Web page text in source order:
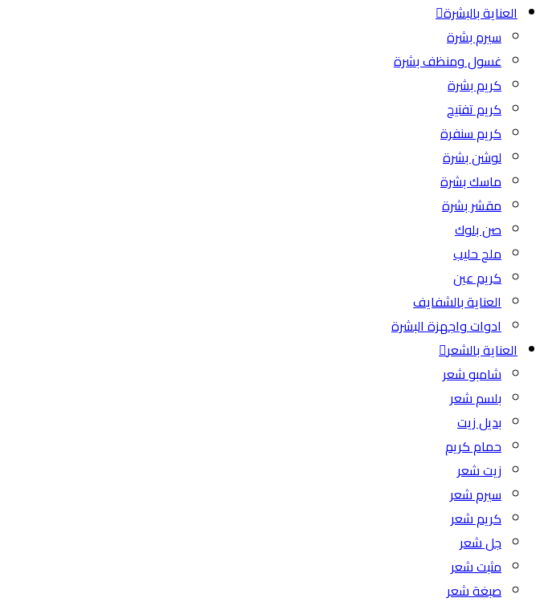
العناية بالبشرة
سيرم بشرة
غسول ومنظف بشرة
كريم بشرة
كريم تفتيح
كريم سنفرة
لوشن بشرة
ماسك بشرة
مقشر بشرة
صن بلوك
ملح حليب
كريم عين
العناية بالشفايف
ادوات واجهزة البشرة
العناية بالشعر
شامبو شعر
بلسم شعر
بديل زيت
حمام كريم
زيت شعر
سيرم شعر
كريم شعر
جل شعر
مثبت شعر
صبغة شعر